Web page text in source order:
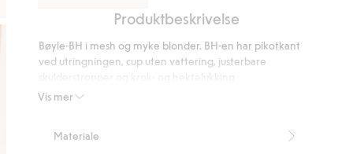
Produktbeskrivelse
Vis mer
Bøyle-BH i mesh og myke blonder. BH-en har pikotkant
ved utringningen, cup uten vattering, justerbare
Dekning: middels
Uten vattering
Materiale